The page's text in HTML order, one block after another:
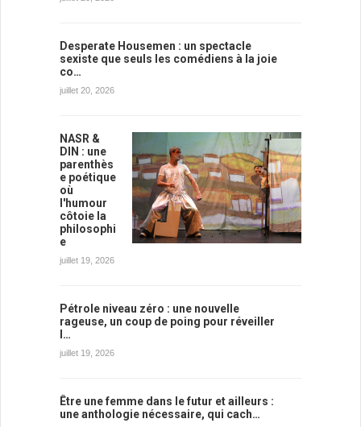
Desperate Housemen : un spectacle
sexiste que seuls les comédiens à la joie
co…
juillet 20, 2026
NASR &
DIN : une
parenthès
e poétique
où
l'humour
côtoie la
philosophi
e
juillet 19, 2026
Pétrole niveau zéro : une nouvelle
rageuse, un coup de poing pour réveiller
l…
juillet 19, 2026
Être une femme dans le futur et ailleurs :
une anthologie nécessaire, qui cach…